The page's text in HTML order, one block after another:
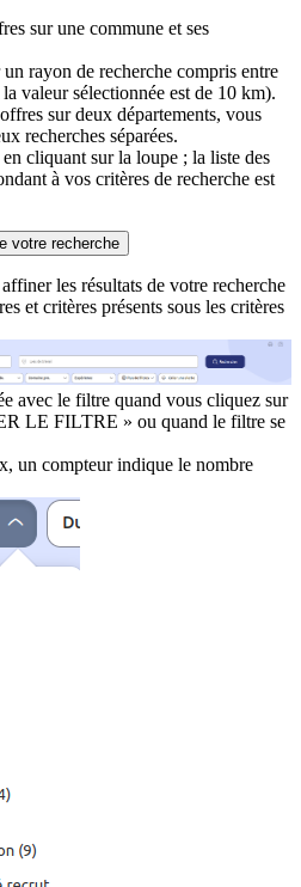
sur une commune et ses
rayon de recherche compris entre
valeur sélectionnée est de 10 km).
sur deux départements, vous
recherches séparées.
cliquant sur la loupe ; la liste des
à vos critères de recherche est
votre recherche
les résultats de votre recherche
et critères présents sous les critères
avec le filtre quand vous cliquez sur
LE FILTRE » ou quand le filtre se
un compteur indique le nombre